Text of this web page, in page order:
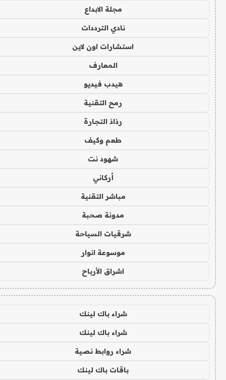
مجلة الابداع
نادي الترددات
استشارات اون لاين
المعارف
هيدب فيديو
رمح التقنية
رذاذ التجارة
طعم وكيف
شهود نت
أركاني
مباشر التقنية
مدونة صحبة
شرقيات السياحة
موسوعة انوار
اشراق الأرباح
شراء باك لينك
شراء باك لينك
شراء روابط نصية
باقات باك لينك